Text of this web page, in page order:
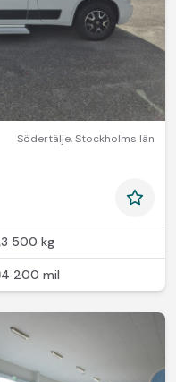
Södertälje,Stockholms län
3 500 kg
4 200 mil